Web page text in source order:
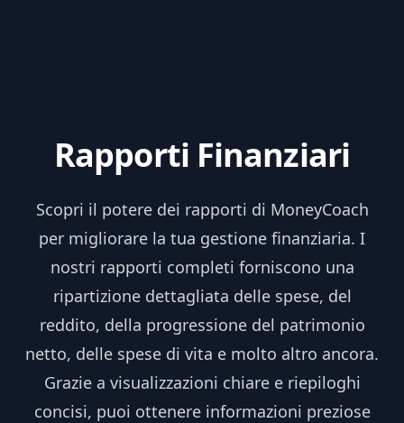
Rapporti Finanziari
Scopri il potere dei rapporti di MoneyCoach
per migliorare la tua gestione finanziaria. I
nostri rapporti completi forniscono una
ripartizione dettagliata delle spese, del
reddito, della progressione del patrimonio
netto, delle spese di vita e molto altro ancora.
Grazie a visualizzazioni chiare e riepiloghi
concisi, puoi ottenere informazioni preziose